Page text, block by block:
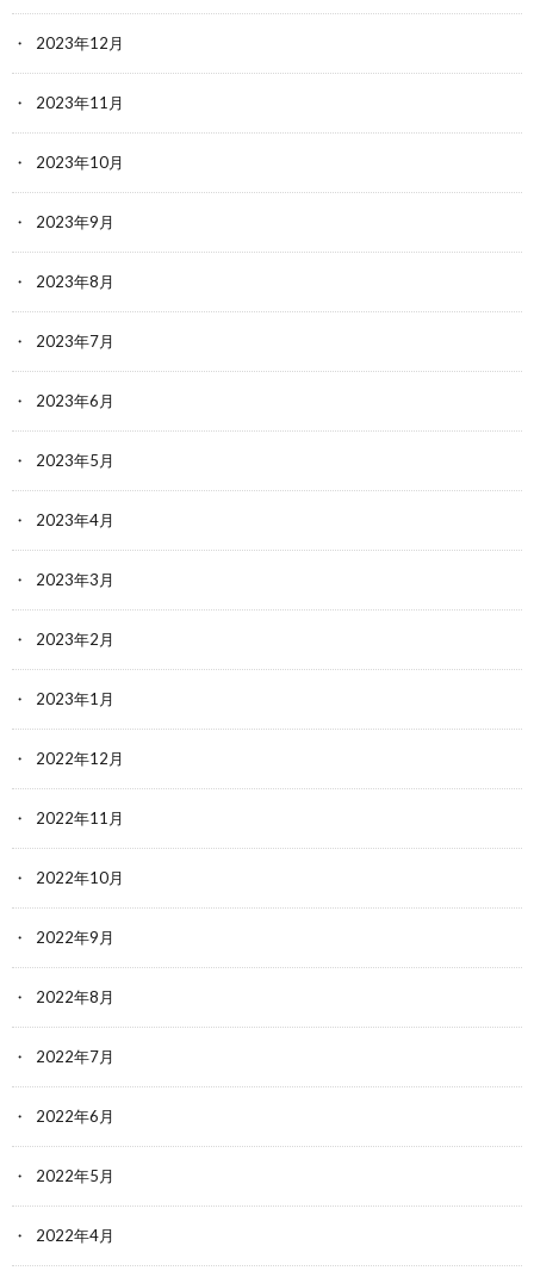
2023年12月
2023年11月
2023年10月
2023年9月
2023年8月
2023年7月
2023年6月
2023年5月
2023年4月
2023年3月
2023年2月
2023年1月
2022年12月
2022年11月
2022年10月
2022年9月
2022年8月
2022年7月
2022年6月
2022年5月
2022年4月